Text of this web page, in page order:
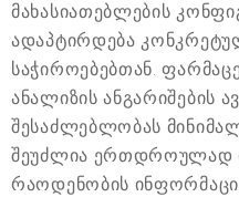
მახასიათებლების
ადაპტირდება
საჭიროებებთან.
ანალიზის ანგარიშების
შესაძლებლობას
შეუძლია ერთდროულად
რაოდენობის